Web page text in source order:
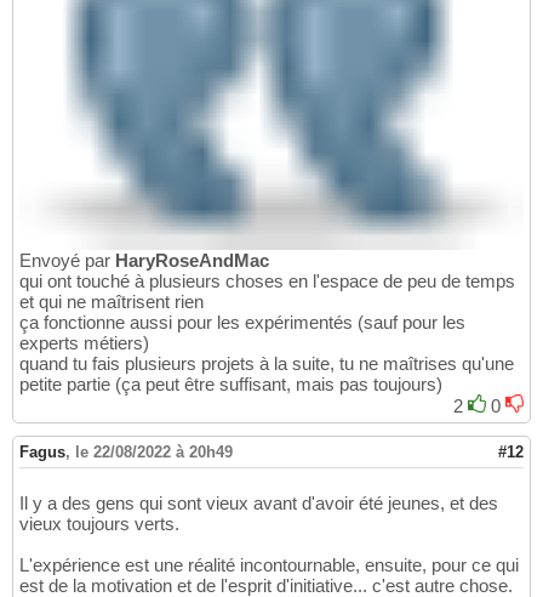
Envoyé par HaryRoseAndMac
qui ont touché à plusieurs choses en l'espace de peu de temps
et qui ne maîtrisent rien
ça fonctionne aussi pour les expérimentés (sauf pour les
experts métiers)
quand tu fais plusieurs projets à la suite, tu ne maîtrises qu'une
petite partie (ça peut être suffisant, mais pas toujours)
2
0
Fagus, le 22/08/2022 à 20h49 #12
Il y a des gens qui sont vieux avant d'avoir été jeunes, et des
vieux toujours verts.
L'expérience est une réalité incontournable, ensuite, pour ce qui
est de la motivation et de l'esprit d'initiative... c'est autre chose.